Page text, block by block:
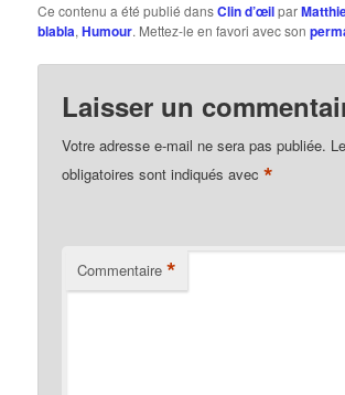
Ce contenu a été publié dansClin d’œilpar
blabla,Humour. Mettez-le en favori avec son
Laisser un
Votre adresse e-mail ne sera pas publiée.
obligatoires sont indiqués avec*
Commentaire *